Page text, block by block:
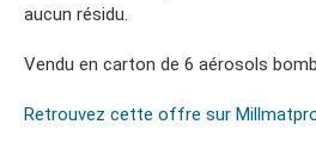
aucun résidu.
Vendu en carton de 6 aérosols
Retrouvez cette offre sur